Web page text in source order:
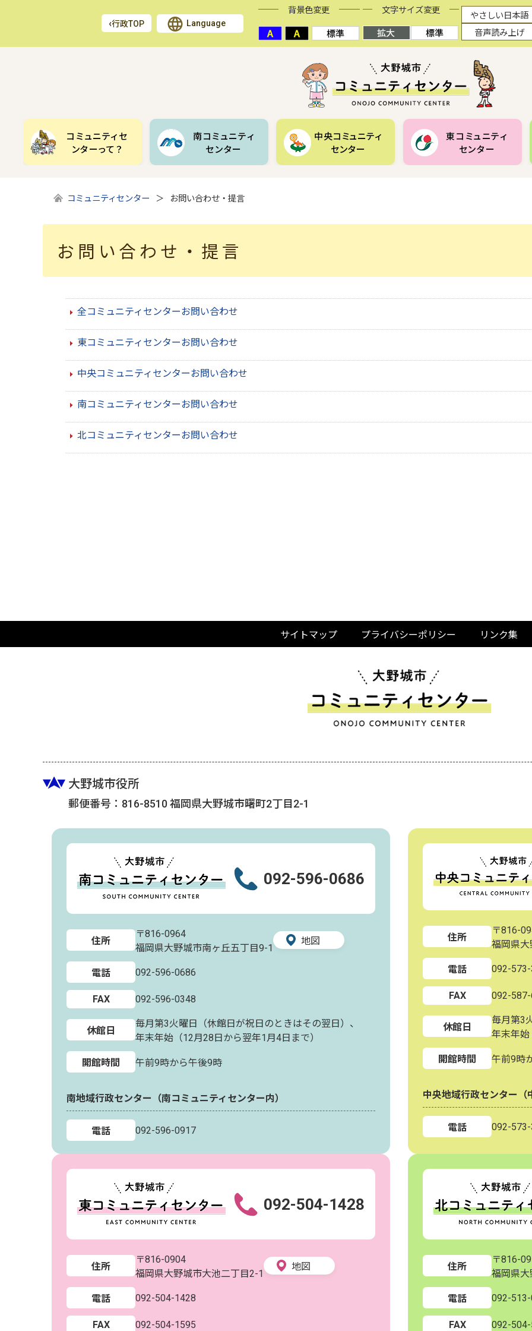
行政TOP Language
背景色変更 文字サイズ変更
やさしい日本語
音声読み上げ
コミュニティセ
ンターって？
南コミュニティ
センター
中央コミュニティ
センター
東コミュニティ
センター
コミュニティセンター お問い合わせ・提言
お問い合わせ・提言
全コミュニティセンターお問い合わせ
東コミュニティセンターお問い合わせ
中央コミュニティセンターお問い合わせ
南コミュニティセンターお問い合わせ
北コミュニティセンターお問い合わせ
サイトマップ プライバシーポリシー リンク集
大野城市役所
郵便番号：816-8510福岡県大野城市曙町2丁目2-1
092-596-0686
住所
〒816-0964
福岡県大野城市南ヶ丘五丁目9-1
地図
電話 092-596-0686
FAX 092-596-0348
休館日
毎月第3火曜日（休館日が祝日のときはその翌日）、
年末年始（12月28日から翌年1月4日まで）
開館時間 午前9時から午後9時
南地域行政センター（南コミュニティセンター内）
電話 092-596-0917
住所
〒816-
福岡県
電話 092-
FAX 092-
休館日
毎月第3
年末年
開館時間 午前9時
中央地域行政センター（
電話 092-
092-504-1428
住所
〒816-0904
福岡県大野城市大池二丁目2-1
地図
電話 092-504-1428
FAX 092-504-1595
住所
〒816-
福岡県
電話 092-
FAX 092-